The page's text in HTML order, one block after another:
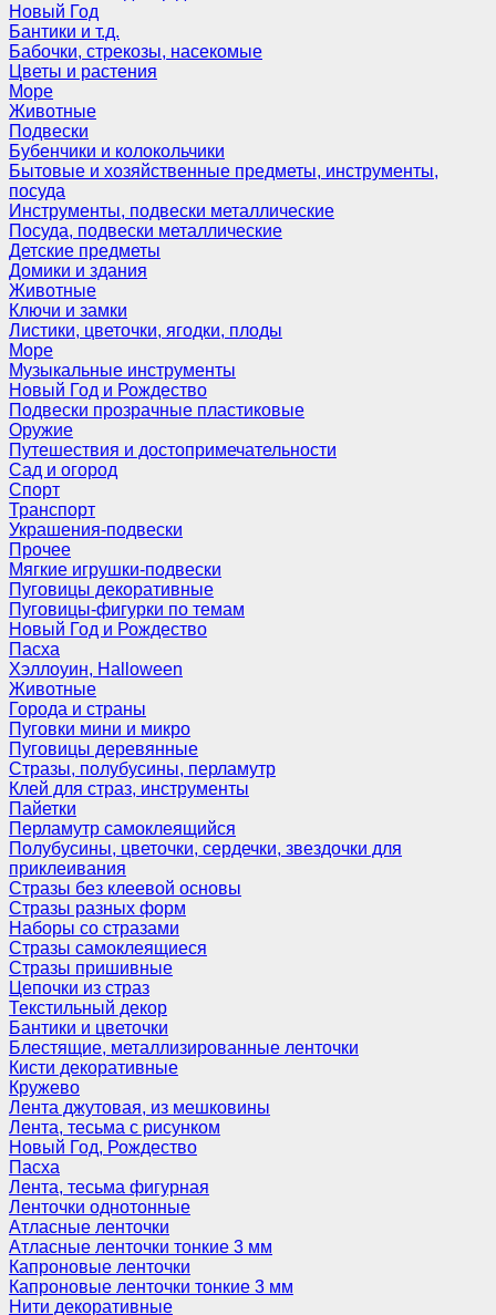
Новый Год
Бантики и т.д.
Бабочки, стрекозы, насекомые
Цветы и растения
Море
Животные
Подвески
Бубенчики и колокольчики
Бытовые и хозяйственные предметы, инструменты,
посуда
Инструменты, подвески металлические
Посуда, подвески металлические
Детские предметы
Домики и здания
Животные
Ключи и замки
Листики, цветочки, ягодки, плоды
Море
Музыкальные инструменты
Новый Год и Рождество
Подвески прозрачные пластиковые
Оружие
Путешествия и достопримечательности
Сад и огород
Спорт
Транспорт
Украшения-подвески
Прочее
Мягкие игрушки-подвески
Пуговицы декоративные
Пуговицы-фигурки по темам
Новый Год и Рождество
Пасха
Хэллоуин, Halloween
Животные
Города и страны
Пуговки мини и микро
Пуговицы деревянные
Стразы, полубусины, перламутр
Клей для страз, инструменты
Пайетки
Перламутр самоклеящийся
Полубусины, цветочки, сердечки, звездочки для
приклеивания
Стразы без клеевой основы
Стразы разных форм
Наборы со стразами
Стразы самоклеящиеся
Стразы пришивные
Цепочки из страз
Текстильный декор
Бантики и цветочки
Блестящие, металлизированные ленточки
Кисти декоративные
Кружево
Лента джутовая, из мешковины
Лента, тесьма с рисунком
Новый Год, Рождество
Пасха
Лента, тесьма фигурная
Ленточки однотонные
Атласные ленточки
Атласные ленточки тонкие 3 мм
Капроновые ленточки
Капроновые ленточки тонкие 3 мм
Нити декоративные